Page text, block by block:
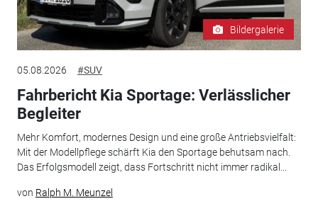
Bildergalerie
05.08.2026 #SUV
Fahrbericht Kia Sportage: Verlässlicher
Begleiter
Mehr Komfort, modernes Design und eine große Antriebsvielfalt:
Mit der Modellpflege schärft Kia den Sportage behutsam nach.
Das Erfolgsmodell zeigt, dass Fortschritt nicht immer radikal...
von Ralph M. Meunzel